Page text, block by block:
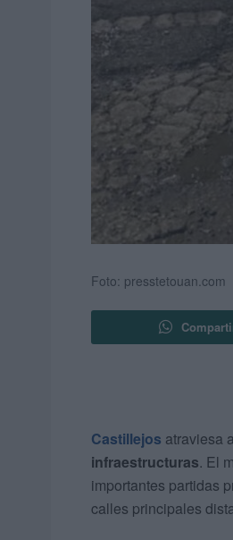
Foto: presstetouan.com
Castillejos atraviesa
infraestructuras. El
importantes partidas
calles principales